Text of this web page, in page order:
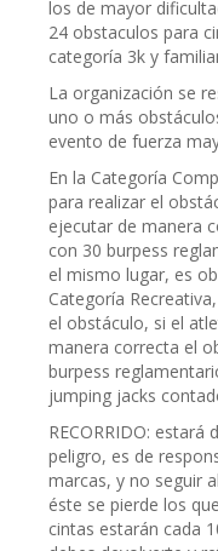
los de mayor
24 obstaculos para
categoría 3k y
La organización se
uno o más
evento de fuerza
En la Categoría
para realizar el
ejecutar de manera
con 30 burpess
el mismo lugar, es
Categoría
el obstáculo, si el
manera correcta el
burpess
jumping jacks
RECORRIDO:
peligro, es de
marcas, y no seguir
éste se pierde los
cintas estarán cada